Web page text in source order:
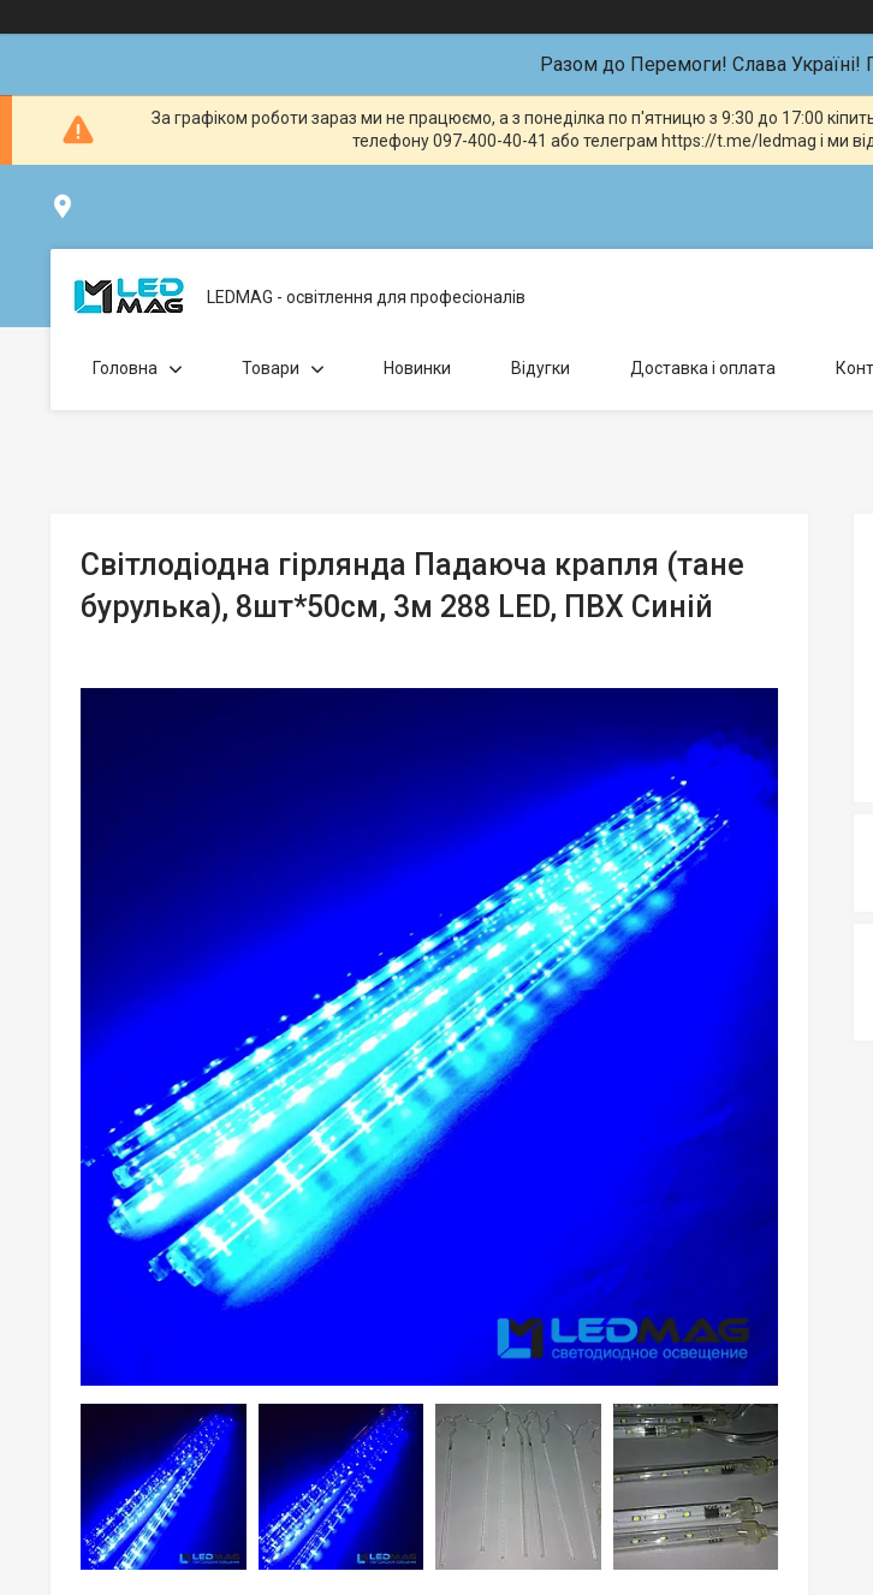
Разом до Перемоги! Слава Україні!
За графіком роботи зараз ми не працюємо, а з понеділка по п'ятницю з 9:30 до 17:00
телефону 097-400-40-41 або телеграм https://t.me/ledmag і ми
LEDMAG - освітлення для професіоналів
Головна Товари Новинки Відугки Доставка і оплата
Світлодіодна гірлянда Падаюча крапля (тане
бурулька), 8шт*50см, 3м 288 LED, ПВХ Синій